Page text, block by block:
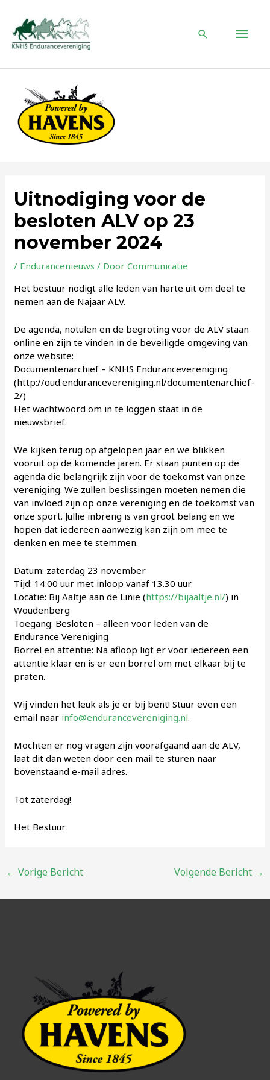
inhoud
Zoeken
Uitnodiging voor de
besloten ALV op 23
november 2024
/ Endurancenieuws / DoorCommunicatie
Het bestuur nodigt alle leden van harte uit om deel te
nemen aan de Najaar ALV.
De agenda, notulen en de begroting voor de ALV staan
online en zijn te vinden in de beveiligde omgeving van
onze website:
Documentenarchief – KNHS Endurancevereniging
(http://oud.endurancevereniging.nl/documentenarchief-
2/)
Het wachtwoord om in te loggen staat in de
nieuwsbrief.
We kijken terug op afgelopen jaar en we blikken
vooruit op de komende jaren. Er staan punten op de
agenda die belangrijk zijn voor de toekomst van onze
vereniging. We zullen beslissingen moeten nemen die
van invloed zijn op onze vereniging en de toekomst van
onze sport. Jullie inbreng is van groot belang en we
hopen dat iedereen aanwezig kan zijn om mee te
denken en mee te stemmen.
Datum: zaterdag 23 november
Tijd: 14:00 uur met inloop vanaf 13.30 uur
Locatie: Bij Aaltje aan de Linie (https://bijaaltje.nl/) in
Woudenberg
Toegang: Besloten – alleen voor leden van de
Endurance Vereniging
Borrel en attentie: Na afloop ligt er voor iedereen een
attentie klaar en is er een borrel om met elkaar bij te
praten.
Wij vinden het leuk als je er bij bent! Stuur even een
email naar info@endurancevereniging.nl.
Mochten er nog vragen zijn voorafgaand aan de ALV,
laat dit dan weten door een mail te sturen naar
bovenstaand e-mail adres.
Tot zaterdag!
Het Bestuur
Bericht
navigatie
← Vorige Bericht Volgende Bericht →